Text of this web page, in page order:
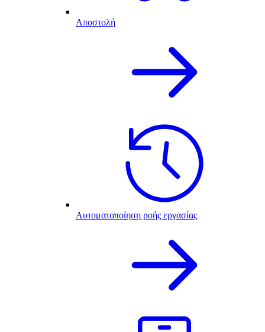
Αποστολή
Αυτοματοποίηση ροής εργασίας